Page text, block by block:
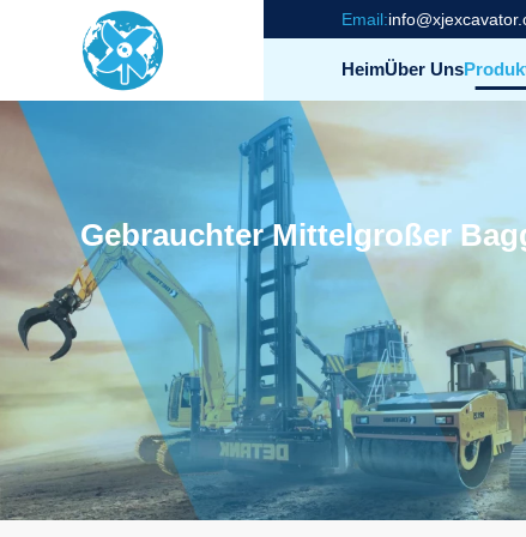
Email:
HeimÜber Uns
Gebrauchter Mittelgroßer